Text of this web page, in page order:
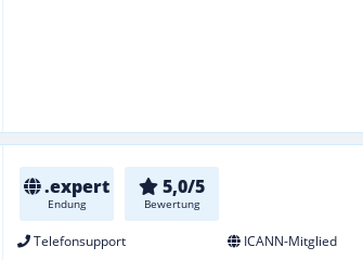
.expert
Endung
5,0/5
Bewertung
Telefonsupport
ICANN-Mitglied